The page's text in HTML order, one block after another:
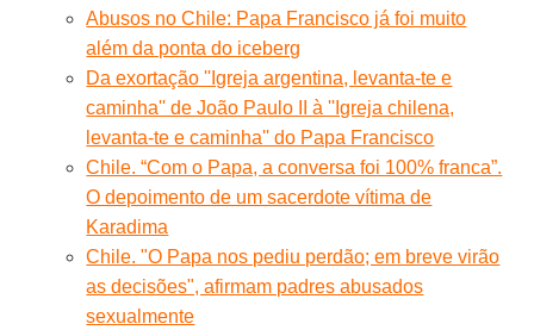
Abusos no Chile: Papa Francisco já foi muito
além da ponta do iceberg
Da exortação ''Igreja argentina, levanta-te e
caminha'' de João Paulo II à ''Igreja chilena,
levanta-te e caminha'' do Papa Francisco
Chile. “Com o Papa, a conversa foi 100% franca”.
O depoimento de um sacerdote vítima de
Karadima
Chile. "O Papa nos pediu perdão; em breve virão
as decisões", afirmam padres abusados
sexualmente